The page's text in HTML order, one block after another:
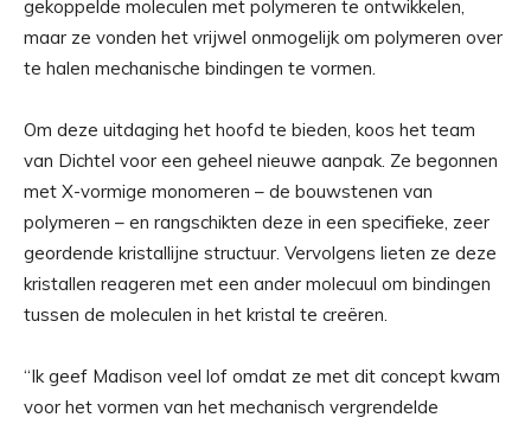
gekoppelde moleculen met polymeren te ontwikkelen,
maar ze vonden het vrijwel onmogelijk om polymeren over
te halen mechanische bindingen te vormen.
Om deze uitdaging het hoofd te bieden, koos het team
van Dichtel voor een geheel nieuwe aanpak. Ze begonnen
met X-vormige monomeren – de bouwstenen van
polymeren – en rangschikten deze in een specifieke, zeer
geordende kristallijne structuur. Vervolgens lieten ze deze
kristallen reageren met een ander molecuul om bindingen
tussen de moleculen in het kristal te creëren.
“Ik geef Madison veel lof omdat ze met dit concept kwam
voor het vormen van het mechanisch vergrendelde